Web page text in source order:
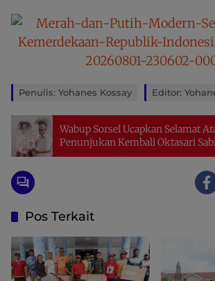
Penulis: Yohanes Kossay Editor:
Wabup Sorsel Ucapkan Selamat
Penunjukan Kembali Oktasari
Ketua DPD Gerindra Papua Barat
Pos Terkait